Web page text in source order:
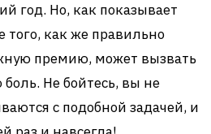
год. Но, как показывает
того, как же правильно
премию, может вызвать
Не бойтесь, вы не
с подобной задачей, и